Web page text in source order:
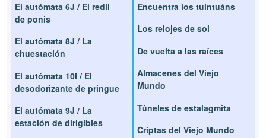
El autómata 6J / El redil
de ponis
El autómata 8J / La
chuestación
El autómata 10I / El
desodorizante de pringue
El autómata 9J / La
estación de dirigibles
Encuentra los tuintuáns
Los relojes de sol
De vuelta a las raíces
Almacenes del Viejo
Mundo
Túneles de estalagmita
Criptas del Viejo Mundo